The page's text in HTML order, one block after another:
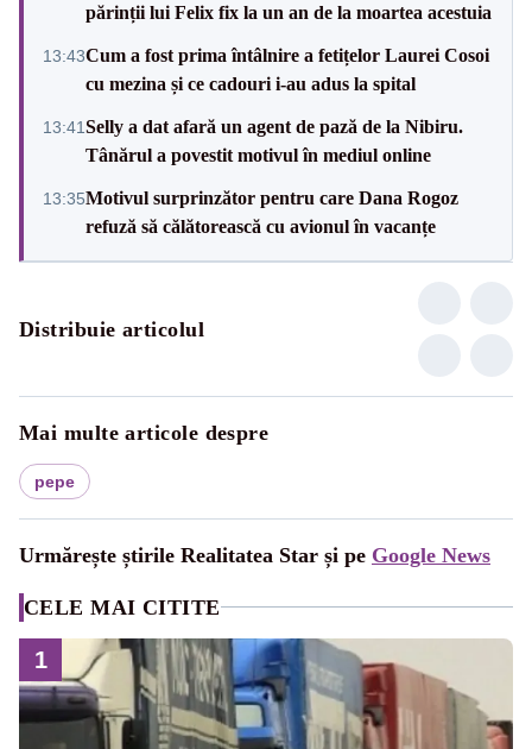
părinții lui Felix fix la un an de la moartea acestuia
13:43Cum a fost prima întâlnire a fetițelor Laurei Cosoi
cu mezina și ce cadouri i-au adus la spital
13:41Selly a dat afară un agent de pază de la Nibiru.
Tânărul a povestit motivul în mediul online
13:35Motivul surprinzător pentru care Dana Rogoz
refuză să călătorească cu avionul în vacanțe
Distribuie articolul
Mai multe articole despre
pepe
Urmărește știrile Realitatea Star și pe Google News
CELE MAI CITITE
1